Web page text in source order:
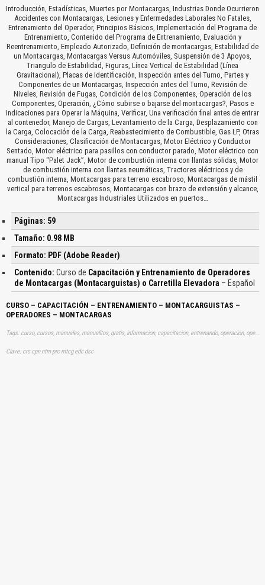
Introducción, Estadísticas, Muertes por Montacargas, Industrias Donde Ocurrieron
Accidentes con Montacargas, Lesiones y Enfermedades Laborales No Fatales,
Entrenamiento del Operador, Principios Básicos, Implementación del Programa de
Entrenamiento, Contenido del Programa de Entrenamiento, Evaluación y
Reentrenamiento, Empleado Autorizado, Definición de montacargas, Estabilidad de
un Montacargas, Montacargas Versus Automóviles, Suspensión de 3 Apoyos,
Triangulo de Estabilidad, Figuras, Línea Vertical de Estabilidad (Línea
Gravitacional), Placas de Identificación, Inspección antes del Turno, Partes y
Componentes de un Montacargas, Inspección antes del Turno, Revisión de
Niveles, Revisión de Fugas, Condición de los Componentes, Operación de los
Componentes, Operación, ¿Cómo subirse o bajarse del montacargas?, Pasos e
Indicaciones para Operar la Máquina, Verificar, Una verificación final antes de entrar
al contenedor, Manejo de Cargas, Levantamiento de la Carga, Desplazamiento con
la Carga, Colocación de la Carga, Reabastecimiento de Combustible, Gas LP, Otras
Consideraciones, Clasificación de Montacargas, Motor Eléctrico y Conductor
Sentado, Motor eléctrico para pasillos con conductor parado, Motor eléctrico con
manual Tipo “Palet Jack”, Motor de combustión interna con llantas sólidas, Motor
de combustión interna con llantas neumáticas, Tractores eléctricos y de
combustión interna, Montacargas para terreno escabroso, Montacargas de mástil
vertical para terrenos escabrosos, Montacargas con brazo de extensión y alcance,
Montacargas Industriales Utilizados en puertos…
Páginas: 59
Tamaño: 0.98 MB
Formato: PDF (Adobe Reader)
Contenido: Curso de Capacitación y Entrenamiento de Operadores
de Montacargas (Montacarguistas) o Carretilla Elevadora – Español
CURSO – CAPACITACIÓN – ENTRENAMIENTO – MONTACARGUISTAS –
OPERADORES – MONTACARGAS
Tags: curso, cursos, manuales, manualitos, gratis, informacion, capacitacion, entrenando, operacion, operando, montacargadores, carretillas, elevadoras, aprender, descargas
Clave: crs cpn ntm prc mtcg edc dsc